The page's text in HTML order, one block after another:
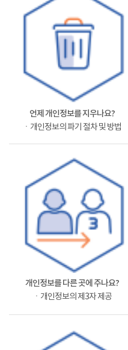
언제 개인정보를 지우나요?
ㆍ개인정보의 파기 절차 및 방법
개인정보를 다른 곳에 주나요?
ㆍ개인정보의 제3자 제공